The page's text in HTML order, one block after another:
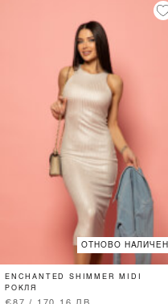
ОТНОВО НАЛИЧЕН
ENCHANTED SHIMMER MIDI
РОКЛЯ